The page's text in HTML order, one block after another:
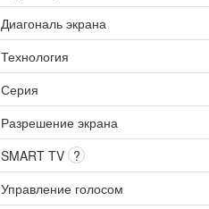
Диагональ экрана
Технология
Серия
Разрешение экрана
SMART TV ?
Управление голосом